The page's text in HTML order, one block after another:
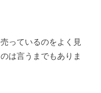
っているのをよく見
は言うまでもありま